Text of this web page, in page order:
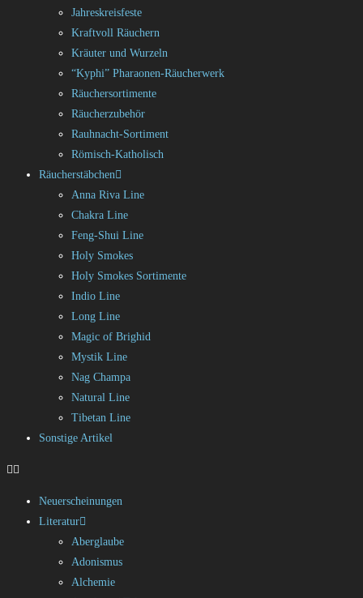
Jahreskreisfeste
Kraftvoll Räuchern
Kräuter und Wurzeln
“Kyphi” Pharaonen-Räucherwerk
Räuchersortimente
Räucherzubehör
Rauhnacht-Sortiment
Römisch-Katholisch
Räucherstäbchen
Anna Riva Line
Chakra Line
Feng-Shui Line
Holy Smokes
Holy Smokes Sortimente
Indio Line
Long Line
Magic of Brighid
Mystik Line
Nag Champa
Natural Line
Tibetan Line
Sonstige Artikel
Neuerscheinungen
Literatur
Aberglaube
Adonismus
Alchemie